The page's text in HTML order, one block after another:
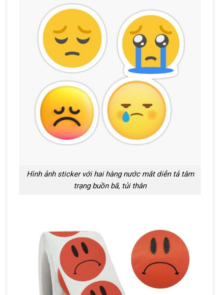
Hình ảnh sticker với hai hàng nước mắt diễn tả tâm
trạng buồn bã, tủi thân